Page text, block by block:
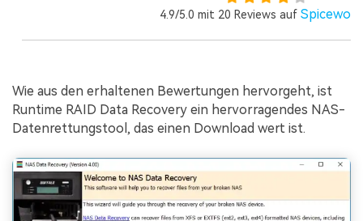
4.9/5.0 mit 20 Reviews auf
Wie aus den erhaltenen Bewertungen hervorgeht, ist
Runtime RAID Data Recovery ein hervorragendes NAS-
Datenrettungstool, das einen Download wert ist.